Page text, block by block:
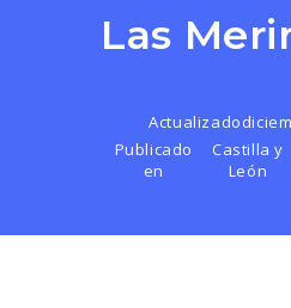
Las
Actualizado
Publicado
en
Castilla y
León